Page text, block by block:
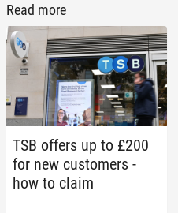
Read more
TSB offers up to £200
for new cus­tomers -
how to claim